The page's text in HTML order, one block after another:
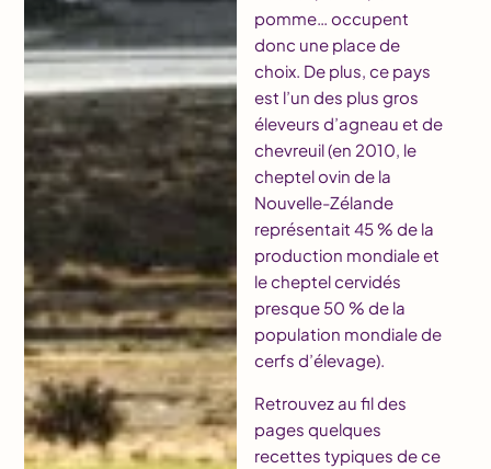
pomme… occupent
donc une place de
choix. De plus, ce pays
est l’un des plus gros
éleveurs d’agneau et de
chevreuil (en 2010, le
cheptel ovin de la
Nouvelle-Zélande
représentait 45 % de la
production mondiale et
le cheptel cervidés
presque 50 % de la
population mondiale de
cerfs d’élevage).
Retrouvez au fil des
pages quelques
recettes typiques de ce